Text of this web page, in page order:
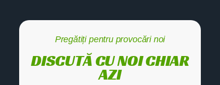
Pregătiți pentru provocări noi
DISCUTĂ CU NOI CHIAR
AZI